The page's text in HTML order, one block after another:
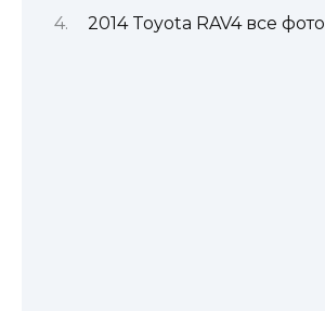
2014 Toyota RAV4 все фото